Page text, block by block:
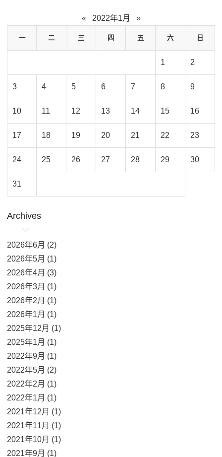
« 2022年1月 »
一 二 三 四 五 六 日
1 2
3 4 5 6 7 8 9
10 11 12 13 14 15 16
17 18 19 20 21 22 23
24 25 26 27 28 29 30
31
Archives
2026年6月 (2)
2026年5月 (1)
2026年4月 (3)
2026年3月 (1)
2026年2月 (1)
2026年1月 (1)
2025年12月 (1)
2025年1月 (1)
2022年9月 (1)
2022年5月 (2)
2022年2月 (1)
2022年1月 (1)
2021年12月 (1)
2021年11月 (1)
2021年10月 (1)
2021年9月 (1)